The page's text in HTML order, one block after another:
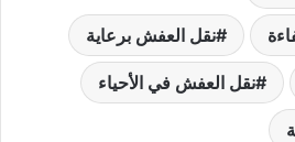
نقل العفش برعاية
نقل العفش في الأحياء